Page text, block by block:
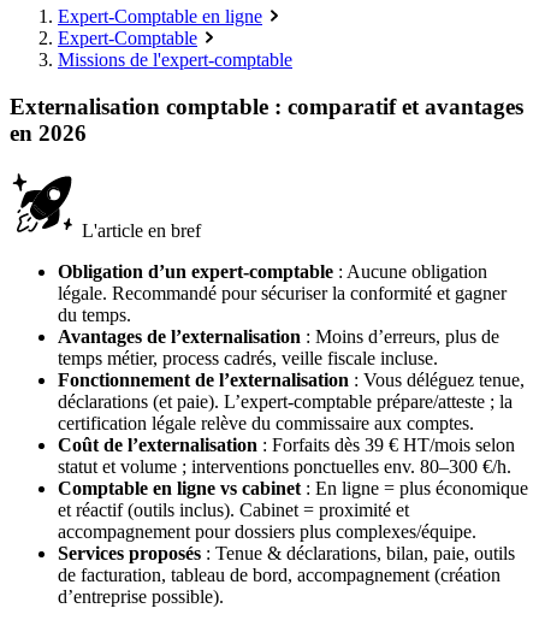
Expert-Comptable en ligne
Expert-Comptable
Missions de l'expert-comptable
Externalisation comptable : comparatif et avantages
en 2026
L'article en bref
Obligation d’un expert-comptable : Aucune obligation
légale. Recommandé pour sécuriser la conformité et gagner
du temps.
Avantages de l’externalisation : Moins d’erreurs, plus de
temps métier, process cadrés, veille fiscale incluse.
Fonctionnement de l’externalisation : Vous déléguez tenue,
déclarations (et paie). L’expert-comptable prépare/atteste ; la
certification légale relève du commissaire aux comptes.
Coût de l’externalisation : Forfaits dès 39 € HT/mois selon
statut et volume ; interventions ponctuelles env. 80–300 €/h.
Comptable en ligne vs cabinet : En ligne = plus économique
et réactif (outils inclus). Cabinet = proximité et
accompagnement pour dossiers plus complexes/équipe.
Services proposés : Tenue & déclarations, bilan, paie, outils
de facturation, tableau de bord, accompagnement (création
d’entreprise possible).